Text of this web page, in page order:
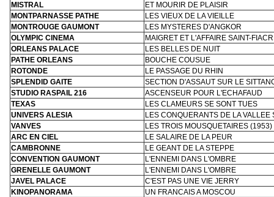
MISTRAL
ET MOURIR DE PLAISIR
MONTPARNASSE PATHE
LES VIEUX DE LA VIEILLE
MONTROUGE GAUMONT
LES MYSTERES D'ANGKOR
OLYMPIC CINEMA
MAIGRET ET L'AFFAIRE SAINT-
ORLEANS PALACE
LES BELLES DE NUIT
PATHE ORLEANS
BOUCHE COUSUE
ROTONDE
LE PASSAGE DU RHIN
SPLENDID GAITE
SECTION D'ASSAUT SUR LE
STUDIO RASPAIL 216
ASCENSEUR POUR L'ECHAFAUD
TEXAS
LES CLAMEURS SE SONT TUES
UNIVERS ALESIA
LES CONQUERANTS DE LA VALLEE
VANVES
LES TROIS MOUSQUETAIRES (1953)
ARC EN CIEL
LE SALAIRE DE LA PEUR
CAMBRONNE
LE GEANT DE LA STEPPE
CONVENTION GAUMONT
L'ENNEMI DANS L'OMBRE
GRENELLE GAUMONT
L'ENNEMI DANS L'OMBRE
JAVEL PALACE
C'EST PAS UNE VIE JERRY
KINOPANORAMA
UN FRANCAIS A MOSCOU